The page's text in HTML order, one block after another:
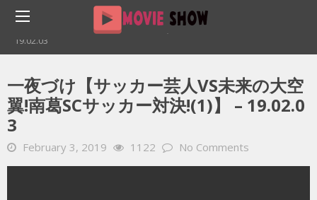
Home
YOUTUBE 動画 毎日
一夜づけ【サッカー芸人VS未来の大空翼!南葛SCサッカー対決!(1)】 –
19.02.03
一夜づけ【サッカー芸人VS未来の大空
翼!南葛SCサッカー対決!(1)】 – 19.02.0
3
February 3, 2019 1122 No Comments